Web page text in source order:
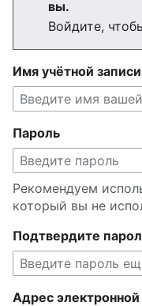
вы.
Войдите,
Имя учётной записи
Пароль
Рекомендуем
который вы не
Подтвердите
Адрес